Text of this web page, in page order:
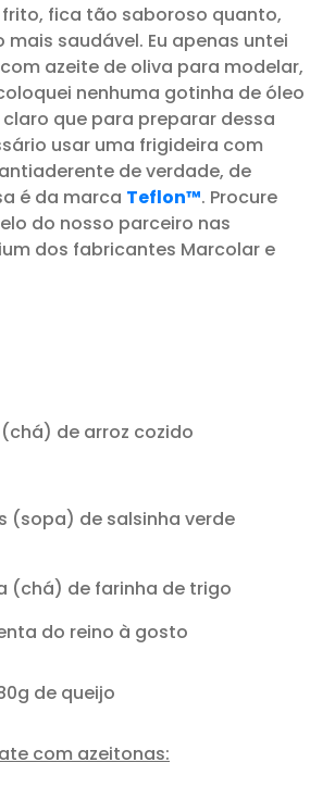
frito, fica tão saboroso quanto,
mais saudável. Eu apenas untei
azeite de oliva para modelar,
nenhuma gotinha de óleo
claro que para preparar dessa
usar uma frigideira com
de verdade, de
é da marca Teflon™. Procure
do nosso parceiro nas
dos fabricantes Marcolar e
de arroz cozido
(sopa) de salsinha verde
(chá) de farinha de trigo
do reino à gosto
de queijo
com azeitonas: